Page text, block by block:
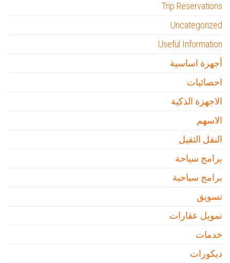
Trip Reservations
Uncategorized
Useful Information
أجهزة اساسية
احصائيات
الاجهزة الذكية
الاسهم
النقل الثقيل
برامج سياحة
برامج سياحية
تسويق
تمويل عقارات
خدمات
ديكورات